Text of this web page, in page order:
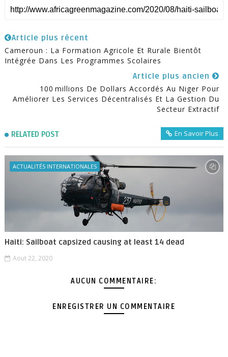
Article plus récent
Cameroun : La Formation Agricole Et Rurale Bientôt
Intégrée Dans Les Programmes Scolaires
Article plus ancien
100 Millions De Dollars Accordés Au Niger Pour
Améliorer Les Services Décentralisés Et La Gestion Du
Secteur Extractif
RELATED POST En Savoir Plus
ACTUALITÉS INTERNATIONALES
Haiti: Sailboat capsized causing at least 14 dead
Aout 22, 2020
AUCUN COMMENTAIRE:
ENREGISTRER UN COMMENTAIRE